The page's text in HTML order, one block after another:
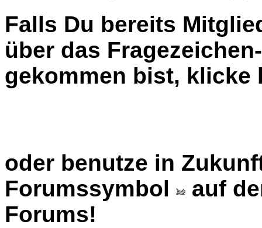
Falls Du bereits
über das
gekommen bist, klicke
oder benutze in
Forumssymbol
auf
Forums!